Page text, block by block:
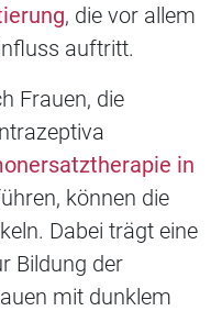
, die vor allem
auftritt.
Frauen, die
in
können die
Dabei trägt eine
Bildung der
mit dunklem